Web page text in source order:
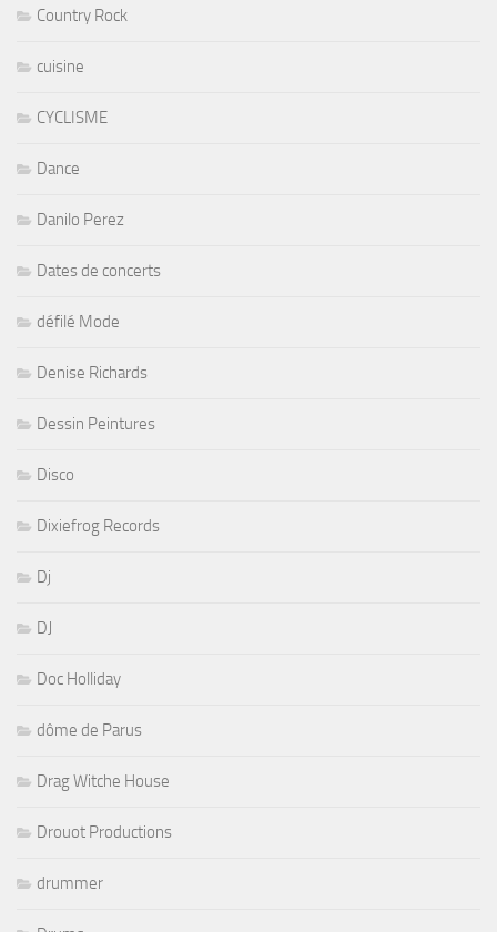
Country Rock
cuisine
CYCLISME
Dance
Danilo Perez
Dates de concerts
défilé Mode
Denise Richards
Dessin Peintures
Disco
Dixiefrog Records
Dj
DJ
Doc Holliday
dôme de Parus
Drag Witche House
Drouot Productions
drummer